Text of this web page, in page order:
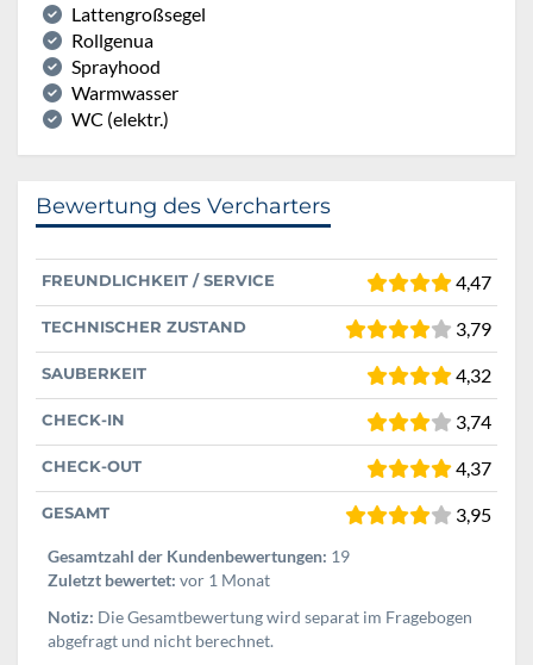
Lattengroßsegel
Rollgenua
Sprayhood
Warmwasser
WC (elektr.)
Bewertung des Vercharters
FREUNDLICHKEIT / SERVICE 4,47
TECHNISCHER ZUSTAND 3,79
SAUBERKEIT 4,32
CHECK-IN 3,74
CHECK-OUT 4,37
GESAMT 3,95
Gesamtzahl der Kundenbewertungen: 19
Zuletzt bewertet: vor 1 Monat
Notiz: Die Gesamtbewertung wird separat im Fragebogen
abgefragt und nicht berechnet.